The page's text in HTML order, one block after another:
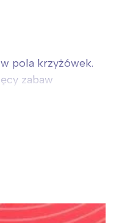
pola krzyżówek.
zabaw